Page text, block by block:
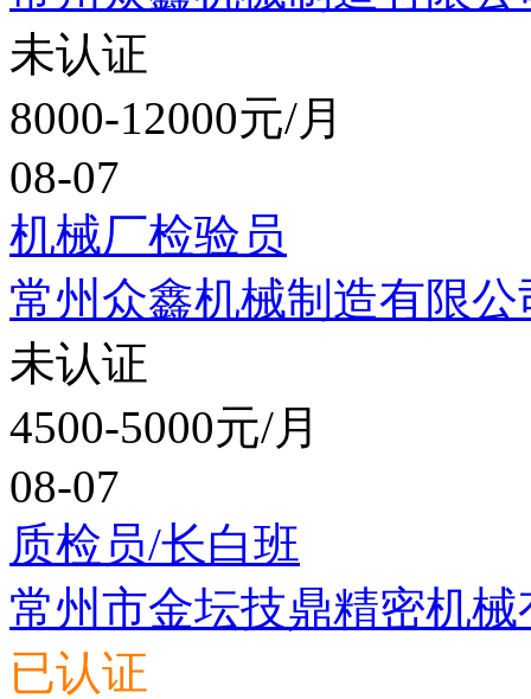
未认证
8000-12000元/月
08-07
机械厂检验员
常州众鑫机械制造有限公
未认证
4500-5000元/月
08-07
质检员/长白班
常州市金坛技鼎精密机
已认证